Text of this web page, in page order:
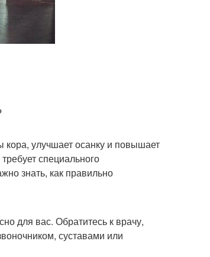
улучшает осанку и повышает
специального
знать, как правильно
для вас. Обратитесь к врачу,
суставами или